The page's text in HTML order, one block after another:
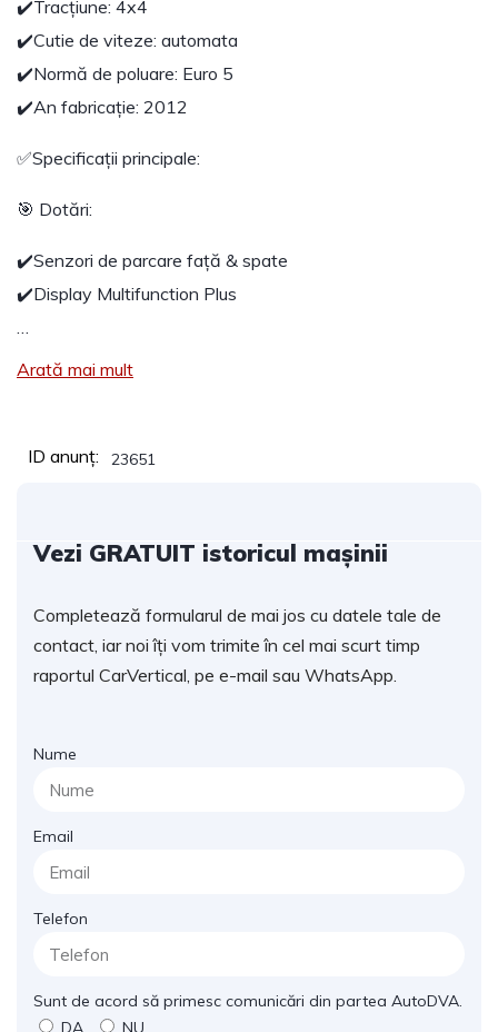
✔️Tracțiune: 4x4
✔️Cutie de viteze: automata
✔️Normă de poluare: Euro 5
✔️An fabricație: 2012
✅Specificații principale:
🎯 Dotări:
✔️Senzori de parcare față & spate
✔️Display Multifunction Plus
…
Arată mai mult
ID anunț: 23651
Vezi GRATUIT istoricul mașinii
Completează formularul de mai jos cu datele tale de
contact, iar noi îți vom trimite în cel mai scurt timp
raportul CarVertical, pe e-mail sau WhatsApp.
Nume
Email
Telefon
Sunt de acord să primesc comunicări din partea AutoDVA.
DA
NU